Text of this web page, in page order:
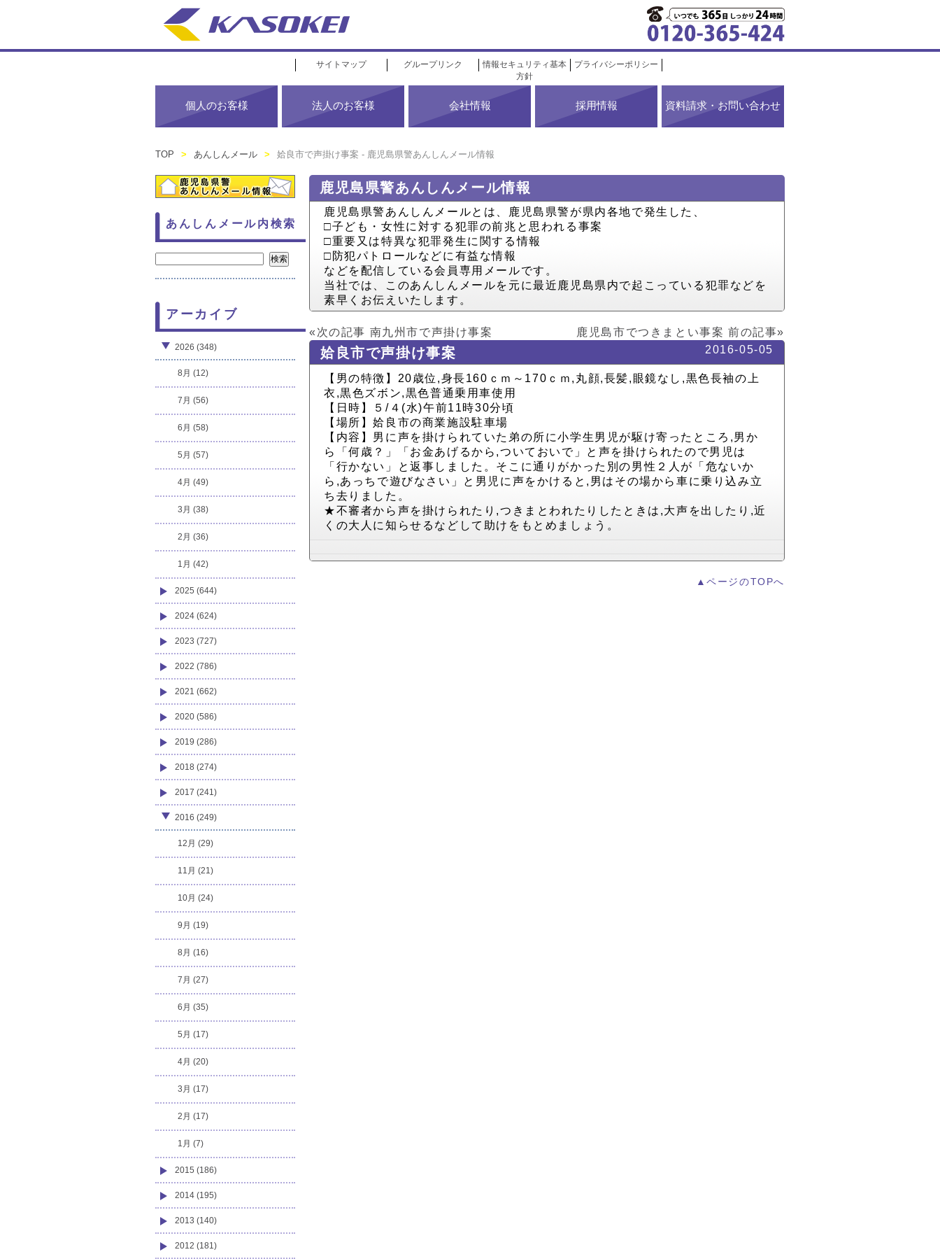
サイトマップ グループリンク
情報セキュリティ基本
方針
プライバシーポリシー
個人のお客様 法人のお客様 会社情報 採用情報 資料請求・お問い合わせ
TOP > あんしんメール > 姶良市で声掛け事案 - 鹿児島県警あんしんメール情報
鹿児島県警あんしんメール情報
鹿児島県警あんしんメールとは、鹿児島県警が県内各地で発生した、
□子ども・女性に対する犯罪の前兆と思われる事案
□重要又は特異な犯罪発生に関する情報
□防犯パトロールなどに有益な情報
などを配信している会員専用メールです。
当社では、このあんしんメールを元に最近鹿児島県内で起こっている犯罪などを
素早くお伝えいたします。
«次の記事 南九州市で声掛け事案 鹿児島市でつきまとい事案 前の記事»
姶良市で声掛け事案 2016-05-05
【男の特徴】20歳位,身長160ｃｍ～170ｃｍ,丸顔,長髪,眼鏡なし,黒色長袖の上
衣,黒色ズボン,黒色普通乗用車使用
【日時】５/４(水)午前11時30分頃
【場所】姶良市の商業施設駐車場
【内容】男に声を掛けられていた弟の所に小学生男児が駆け寄ったところ,男か
ら「何歳？」「お金あげるから,ついておいで」と声を掛けられたので男児は
「行かない」と返事しました。そこに通りがかった別の男性２人が「危ないか
ら,あっちで遊びなさい」と男児に声をかけると,男はその場から車に乗り込み立
ち去りました。
★不審者から声を掛けられたり,つきまとわれたりしたときは,大声を出したり,近
くの大人に知らせるなどして助けをもとめましょう。
▲ページのTOPへ
あんしんメール内検索
アーカイブ
2026 (348)
8月 (12)
7月 (56)
6月 (58)
5月 (57)
4月 (49)
3月 (38)
2月 (36)
1月 (42)
2025 (644)
2024 (624)
2023 (727)
2022 (786)
2021 (662)
2020 (586)
2019 (286)
2018 (274)
2017 (241)
2016 (249)
12月 (29)
11月 (21)
10月 (24)
9月 (19)
8月 (16)
7月 (27)
6月 (35)
5月 (17)
4月 (20)
3月 (17)
2月 (17)
1月 (7)
2015 (186)
2014 (195)
2013 (140)
2012 (181)